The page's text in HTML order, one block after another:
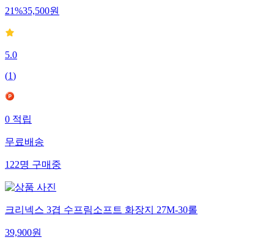
21%35,500원
5.0
(1)
0적립
무료배송
122명구매중
크리넥스 3겹 수프림소프트 화장지 27M-30롤
39,900원